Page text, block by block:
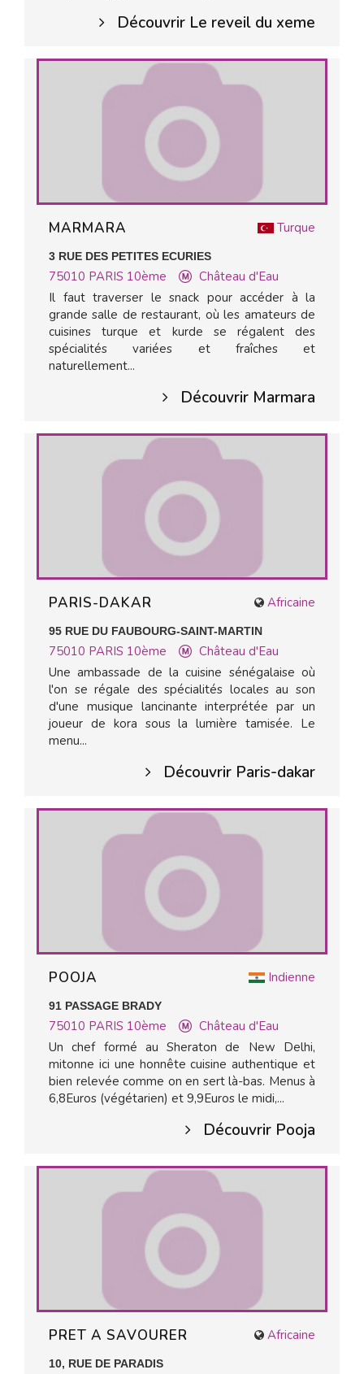
Découvrir Le reveil du xeme
Turque
MARMARA
3 RUE DES PETITES ECURIES
75010 PARIS 10ème
Château d'Eau
Il faut traverser le snack pour accéder à la
grande salle de restaurant, où les amateurs de
cuisines turque et kurde se régalent des
spécialités variées et fraîches et
naturellement...
Découvrir Marmara
Africaine
PARIS-DAKAR
95 RUE DU FAUBOURG-SAINT-MARTIN
75010 PARIS 10ème
Château d'Eau
Une ambassade de la cuisine sénégalaise où
l'on se régale des spécialités locales au son
d'une musique lancinante interprétée par un
joueur de kora sous la lumière tamisée. Le
menu...
Découvrir Paris-dakar
Indienne
POOJA
91 PASSAGE BRADY
75010 PARIS 10ème
Château d'Eau
Un chef formé au Sheraton de New Delhi,
mitonne ici une honnête cuisine authentique et
bien relevée comme on en sert là-bas. Menus à
6,8Euros (végétarien) et 9,9Euros le midi,...
Découvrir Pooja
Africaine
PRET A SAVOURER
10, RUE DE PARADIS